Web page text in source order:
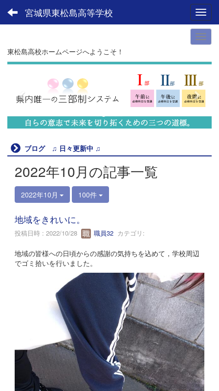
宮城県東松島高等学校
東松島高校ホームページへようこそ！
p
e
u
n
e
x
t
ブログ ♫ 日々更新中 ♫
2022年10月の記事一覧
2022年10月 100件
地域をきれいに。
投稿日時 : 2022/10/28 職員32 カテゴリ:
地域の皆様への日頃からの感謝の気持ちを込めて，学校周辺
でゴミ拾いを行いました。